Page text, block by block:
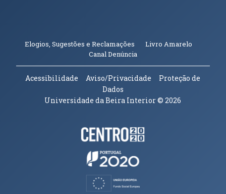
Elogios, Sugestões e Reclamações Livro Amarelo
Canal Denúncia(abre em nova janela)
Acessibilidade Aviso/Privacidade
Proteção de
Dados
Universidade da Beira Interior© 2026
Parceiros e Financiadores